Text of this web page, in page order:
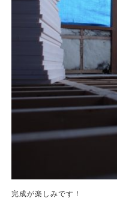
完成が楽しみです！